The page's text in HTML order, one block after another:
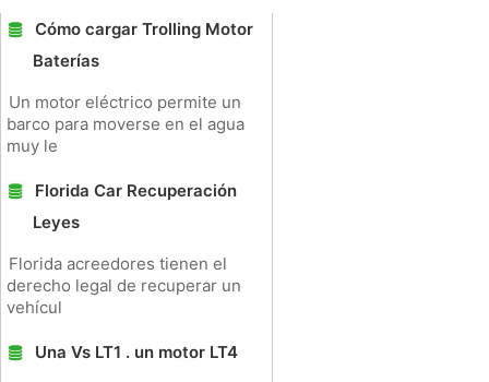
Cómo cargar Trolling Motor
Baterías
Un motor eléctrico permite un
barco para moverse en el agua
muy le
Florida Car Recuperación
Leyes
Florida acreedores tienen el
derecho legal de recuperar un
vehícul
Una Vs LT1 . un motor LT4